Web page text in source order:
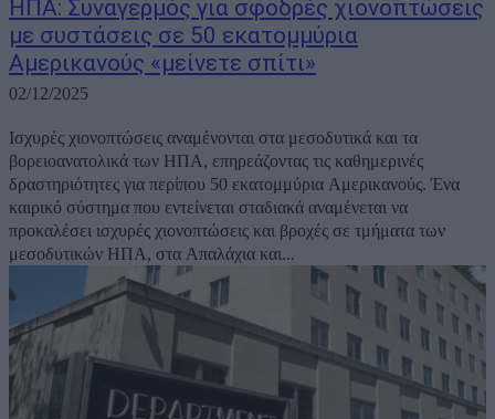
ΗΠΑ: Συναγερμός για σφοδρές χιονοπτώσεις
με συστάσεις σε 50 εκατομμύρια
Αμερικανούς «μείνετε σπίτι»
02/12/2025
Ισχυρές χιονοπτώσεις αναμένονται στα μεσοδυτικά και τα
βορειοανατολικά των ΗΠΑ, επηρεάζοντας τις καθημερινές
δραστηριότητες για περίπου 50 εκατομμύρια Αμερικανούς. Ένα
καιρικό σύστημα που εντείνεται σταδιακά αναμένεται να
προκαλέσει ισχυρές χιονοπτώσεις και βροχές σε τμήματα των
μεσοδυτικών ΗΠΑ, στα Απαλάχια και...